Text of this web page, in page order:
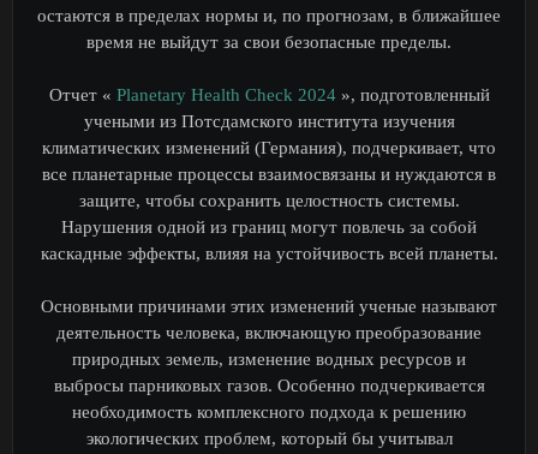
остаются в пределах нормы и, по прогнозам, в ближайшее
время не выйдут за свои безопасные пределы.
Отчет « Planetary Health Check 2024 », подготовленный
учеными из Потсдамского института изучения
климатических изменений (Германия), подчеркивает, что
все планетарные процессы взаимосвязаны и нуждаются в
защите, чтобы сохранить целостность системы.
Нарушения одной из границ могут повлечь за собой
каскадные эффекты, влияя на устойчивость всей планеты.
Основными причинами этих изменений ученые называют
деятельность человека, включающую преобразование
природных земель, изменение водных ресурсов и
выбросы парниковых газов. Особенно подчеркивается
необходимость комплексного подхода к решению
экологических проблем, который бы учитывал